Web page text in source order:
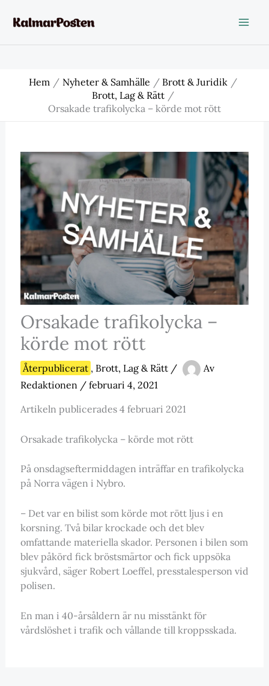
Hem Nyheter & Samhälle
Brott & Juridik
Brott, Lag & Rätt
Orsakade trafikolycka – körde mot rött
Orsakade trafikolycka –
körde mot rött
Återpublicerat , Brott, Lag & Rätt/
Av
Redaktionen / februari 4, 2021
Artikeln publicerades 4 februari 2021
Orsakade trafikolycka – körde mot rött
På onsdagseftermiddagen inträffar en trafikolycka
på Norra vägen i Nybro.
– Det var en bilist som körde mot rött ljus i en
korsning. Två bilar krockade och det blev
omfattande materiella skador. Personen i bilen som
blev påkörd fick bröstsmärtor och fick uppsöka
sjukvård, säger Robert Loeffel, presstalesperson vid
polisen.
En man i 40-årsåldern är nu misstänkt för
vårdslöshet i trafik och vållande till kroppsskada.